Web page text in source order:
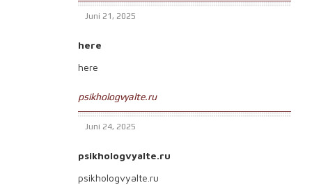
Juni 21, 2025
here
here
psikhologvyalte.ru
Juni 24, 2025
psikhologvyalte.ru
psikhologvyalte.ru